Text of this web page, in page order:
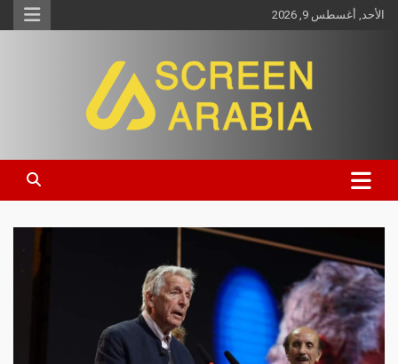
الأحد, أغسطس 9, 2026
Screen Arabia